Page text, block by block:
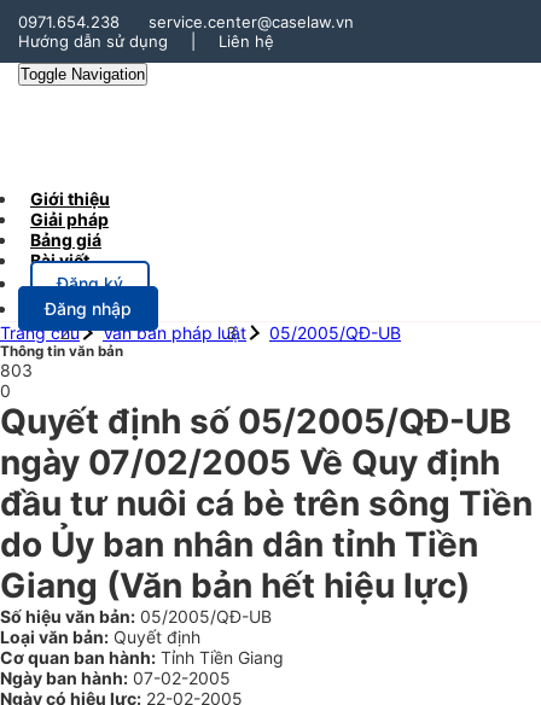
0971.654.238
service.center@caselaw.vn
Hướng dẫn sử dụng
Liên hệ
Toggle Navigation
Giới thiệu
Giải pháp
Bảng giá
Bài viết
Đăng ký
Đăng nhập
Trang chủ
Văn bản pháp luật 05/2005/QĐ-UB
Thông tin văn bản
803
0
Quyết định số 05/2005/QĐ-UB
ngày 07/02/2005 Về Quy định
đầu tư nuôi cá bè trên sông Tiền
do Ủy ban nhân dân tỉnh Tiền
Giang (Văn bản hết hiệu lực)
Số hiệu văn bản: 05/2005/QĐ-UB
Loại văn bản: Quyết định
Cơ quan ban hành: Tỉnh Tiền Giang
Ngày ban hành: 07-02-2005
Ngày có hiệu lực: 22-02-2005